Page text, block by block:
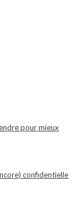
pour mieux
confidentielle